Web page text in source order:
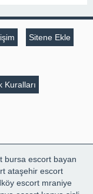
Sitene Ekle
Kuralları
bursa escort bayan
ataşehir escort
escort mraniye